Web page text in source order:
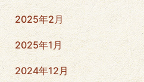
2025年2月
2025年1月
2024年12月